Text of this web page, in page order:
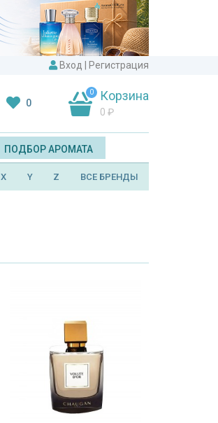
Вход Регистрация
0
0 Корзина
0 ₽
ПОДБОР АРОМАТА
X Y Z ВСЕ БРЕНДЫ